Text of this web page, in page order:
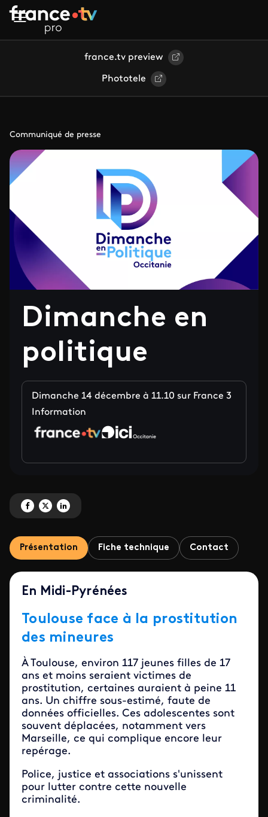
Aller au contenu principal
france.tv preview
Phototele
Communiqué de presse
Dimanche en
politique
Dimanche 14 décembre à 11.10 sur France 3
Information
Partagez 'Dimanche en politique' sur Facebook
Partagez 'Dimanche en politique' sur X
Partagez 'Dimanche en politique' sur LinkedIn
Présentation Fiche technique Contact
En Midi-Pyrénées
Toulouse face à la prostitution
des mineures
À Toulouse, environ 117 jeunes filles de 17
ans et moins seraient victimes de
prostitution, certaines auraient à peine 11
ans. Un chiffre sous-estimé, faute de
données officielles. Ces adolescentes sont
souvent déplacées, notamment vers
Marseille, ce qui complique encore leur
repérage.
Police, justice et associations s'unissent
pour lutter contre cette nouvelle
criminalité.